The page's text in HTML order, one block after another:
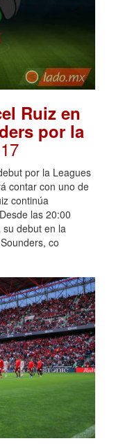
Ruiz en
por la
por la Leagues
contar con uno de
continúa
las 20:00
su debut en la
co